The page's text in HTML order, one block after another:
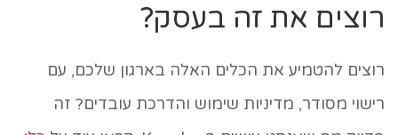
רוצים את זה בעסק?
רוצים להטמיע את הכלים האלה בארגון שלכם, עם
רישוי מסודר, מדיניות שימוש והדרכת עובדים? זה